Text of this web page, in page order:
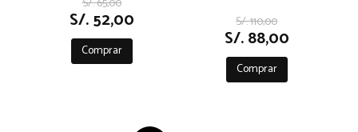
S/. 52,00
Comprar
S/. 110,00
S/. 88,00
Comprar